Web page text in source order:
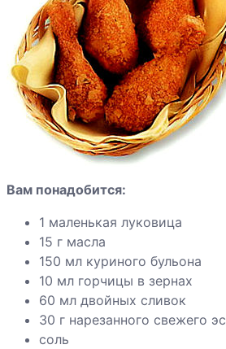
сладкие
Говядина
жареная
Грудка индейки
индонезийски
Индейка с
красным
перцем
Яблоки
запеченные с
ванильным
Вам понадобится:
1 маленькая луковица
15 г масла
150 мл куриного бульона
10 мл горчицы в зернах
60 мл двойных сливок
30 г нарезанного свежего
соль